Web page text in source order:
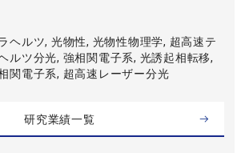
ヘルツ, 光物性, 光物性物理学, 超高速テ
ルツ分光, 強相関電子系, 光誘起相転移,
関電子系, 超高速レーザー分光
研究業績一覧